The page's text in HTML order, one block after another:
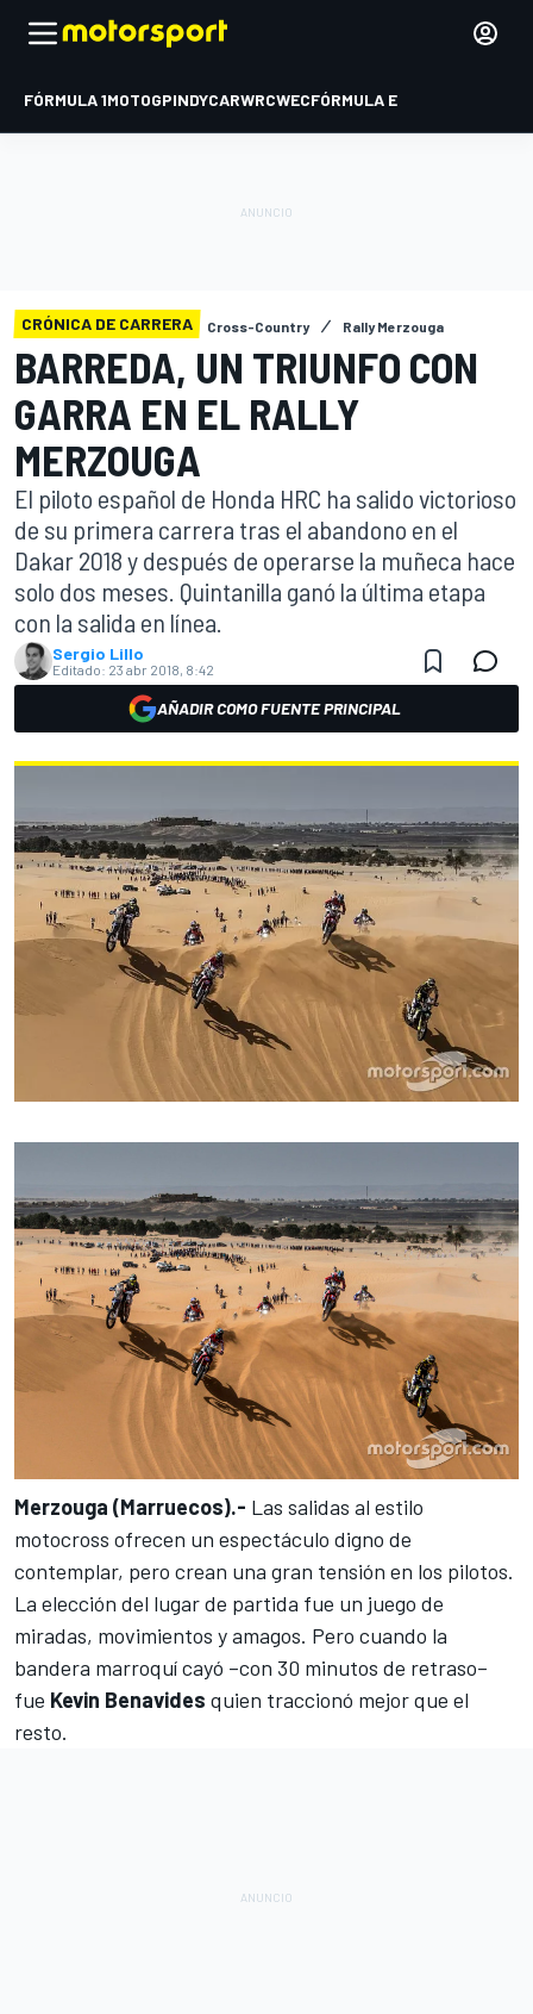
FÓRMULA 1MOTOGPINDYCARWRCWECFÓRMULA E
CRÓNICA DE CARRERA Cross-Country Rally Merzouga
BARREDA, UN TRIUNFO CON
GARRA EN EL RALLY
MERZOUGA
El piloto español de Honda HRC ha salido victorioso
de su primera carrera tras el abandono en el
Dakar 2018 y después de operarse la muñeca hace
solo dos meses. Quintanilla ganó la última etapa
con la salida en línea.
Sergio Lillo
Editado: 23 abr 2018, 8:42
AÑADIR COMO FUENTE PRINCIPAL
Merzouga (Marruecos).- Las salidas al estilo
motocross ofrecen un espectáculo digno de
contemplar, pero crean una gran tensión en los pilotos.
La elección del lugar de partida fue un juego de
miradas, movimientos y amagos. Pero cuando la
bandera marroquí cayó –con 30 minutos de retraso–
fue Kevin Benavides quien traccionó mejor que el
resto.